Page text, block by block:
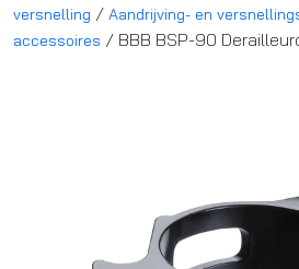
versnelling / Aandrijving- en
accessoires / BBB BSP-90